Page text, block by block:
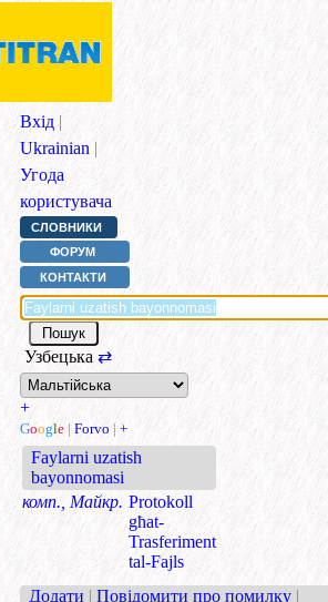
Вхід |
Ukrainian |
Угода
користувача
СЛОВНИКИ
ФОРУМ
КОНТАКТИ
Узбецька ⇄
+
Google | Forvo | +
Faylarni uzatish
bayonnomasi
комп., Майкр. Protokoll
għat-
Trasferiment
tal-Fajls
Додати | Повідомити про помилку |